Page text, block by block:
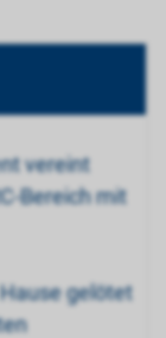
vereint
Bereich mit
gelötet